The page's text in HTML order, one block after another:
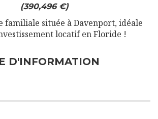
(390,496 €)
familiale située à Davenport, idéale
locatif en Floride !
D'INFORMATION